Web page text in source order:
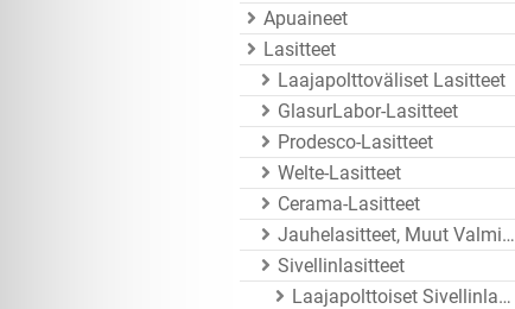
Apuaineet
Lasitteet
Laajapolttoväliset Lasitteet
GlasurLabor-Lasitteet
Prodesco-Lasitteet
Welte-Lasitteet
Cerama-Lasitteet
Jauhelasitteet, Muut Valmistajat
Sivellinlasitteet
Laajapolttoiset Sivellinlasitteet